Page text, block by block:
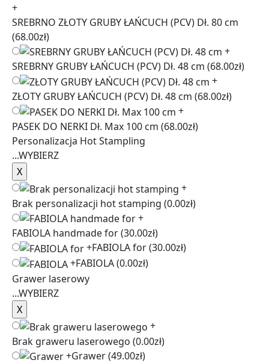
+
SREBRNO ZŁOTY GRUBY ŁAŃCUCH (PCV) Dł. 80 cm
(68.00zł)
+
SREBRNY GRUBY ŁAŃCUCH (PCV) Dł. 48 cm (68.00zł)
+
ZŁOTY GRUBY ŁAŃCUCH (PCV) Dł. 48 cm (68.00zł)
+
PASEK DO NERKI Dł. Max 100 cm (68.00zł)
Personalizacja Hot Stampling
...WYBIERZ
+
Brak personalizacji hot stamping (0.00zł)
+
FABIOLA handmade for(30.00zł)
+FABIOLA for(30.00zł)
+FABIOLA(0.00zł)
Grawer laserowy
...WYBIERZ
+
Brak graweru laserowego (0.00zł)
+Grawer(49.00zł)